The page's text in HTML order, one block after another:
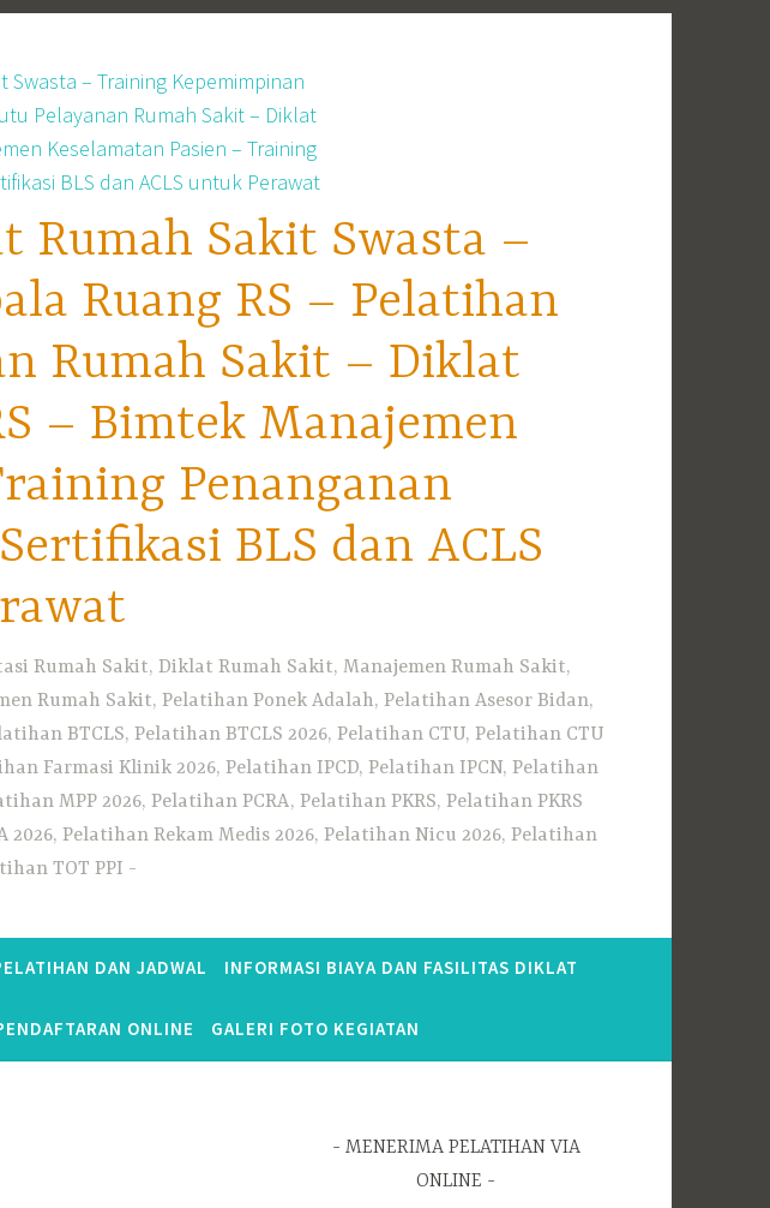
Rumah Sakit Swasta –
Ruang RS – Pelatihan
Rumah Sakit – Diklat
– Bimtek Manajemen
Penanganan
BLS dan ACLS
Rumah Sakit, Diklat Rumah Sakit, Manajemen Rumah Sakit,
Rumah Sakit, Pelatihan Ponek Adalah, Pelatihan Asesor Bidan,
BTCLS, Pelatihan BTCLS 2026, Pelatihan CTU, Pelatihan CTU
Farmasi Klinik 2026, Pelatihan IPCD, Pelatihan IPCN, Pelatihan
MPP 2026, Pelatihan PCRA, Pelatihan PKRS, Pelatihan PKRS
2026, Pelatihan Rekam Medis 2026, Pelatihan Nicu 2026, Pelatihan
TOT PPI
DAN JADWAL INFORMASI BIAYA DAN FASILITAS DIKLAT
ONLINE GALERI FOTO KEGIATAN
MENERIMA PELATIHAN VIA
ONLINE